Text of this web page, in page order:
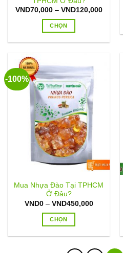
trang
phẩm
VND70,000 – VND120,000Khoảng
CHỌN
nhiều
biến
thể.
Các
tùy
chọn
có
thể
được
trên
trang
phẩm
-100%
Mua Nhựa Đào Tại TPHCM
Ở Đâu?
VND0 – VND450,000Khoảng
CHỌN